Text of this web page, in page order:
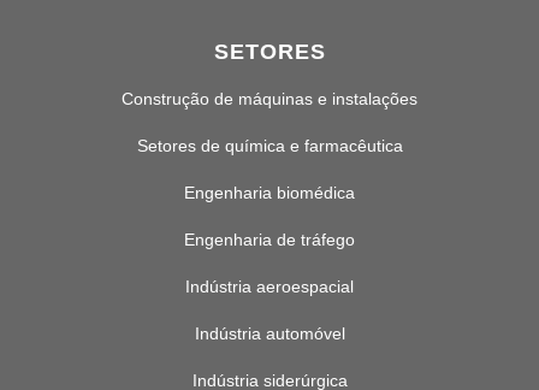
SETORES
Construção de máquinas e instalações
Setores de química e farmacêutica
Engenharia biomédica
Engenharia de tráfego
Indústria aeroespacial
Indústria automóvel
Indústria siderúrgica